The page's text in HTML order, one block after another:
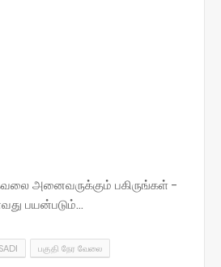
அனைவருக்கும் பகிருங்கள் -
பயன்படும்...
பகுதி நேர வேலை